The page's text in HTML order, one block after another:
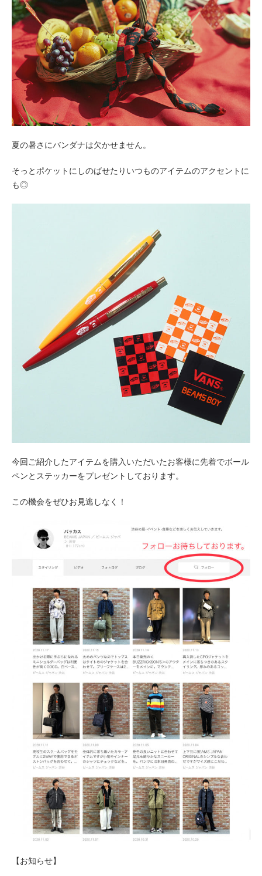
夏の暑さにバンダナは欠かせません。
そっとポケットにしのばせたりいつものアイテムのアクセントに
も◎
今回ご紹介したアイテムを購入いただいたお客様に先着でボール
ペンとステッカーをプレゼントしております。
この機会をぜひお見逃しなく！
【お知らせ】